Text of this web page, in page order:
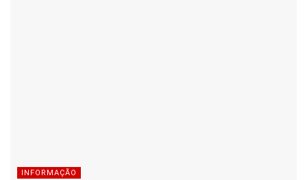
INFORMAÇÃO